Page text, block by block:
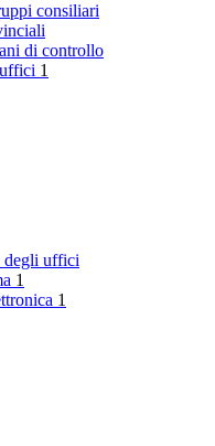
consiliari
di controllo
1
degli uffici
1
1